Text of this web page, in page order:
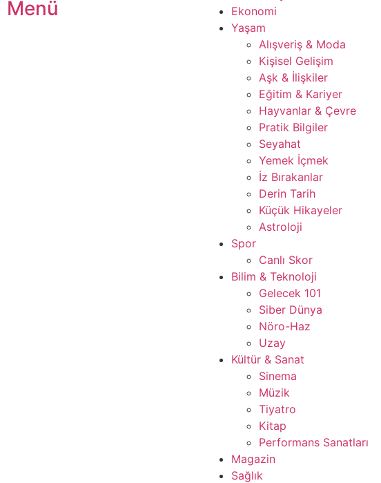
Menü
Ekonomi
Yaşam
Alışveriş & Moda
Kişisel Gelişim
Aşk & İlişkiler
Eğitim & Kariyer
Hayvanlar & Çevre
Pratik Bilgiler
Seyahat
Yemek İçmek
İz Bırakanlar
Derin Tarih
Küçük Hikayeler
Astroloji
Spor
Canlı Skor
Bilim & Teknoloji
Gelecek 101
Siber Dünya
Nöro-Haz
Uzay
Kültür & Sanat
Sinema
Müzik
Tiyatro
Kitap
Performans Sanatları
Magazin
Sağlık